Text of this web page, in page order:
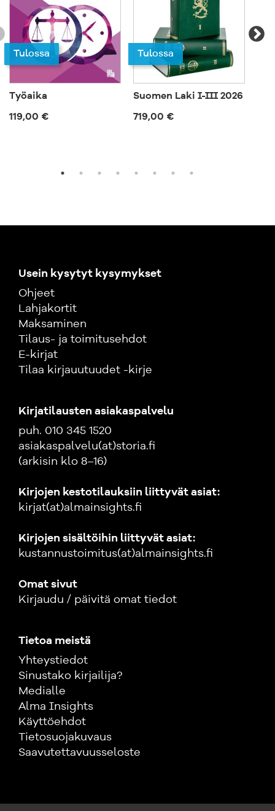
Tulossa
Työaika
119,00 €
Tulossa
Suomen Laki I-III 2026
719,00 €
Usein kysytyt kysymykset
Ohjeet
Lahjakortit
Maksaminen
Tilaus- ja toimitusehdot
E-kirjat
Tilaa kirjauutuudet -kirje
Kirjatilausten asiakaspalvelu
puh. 010 345 1520
asiakaspalvelu(at)storia.fi
(arkisin klo 8–16)
Kirjojen kestotilauksiin liittyvät asiat:
kirjat(at)almainsights.fi
Kirjojen sisältöihin liittyvät asiat:
kustannustoimitus(at)almainsights.fi
Omat sivut
Kirjaudu / päivitä omat tiedot
Tietoa meistä
Yhteystiedot
Sinustako kirjailija?
Medialle
Alma Insights
Käyttöehdot
Tietosuojakuvaus
Saavutettavuusseloste